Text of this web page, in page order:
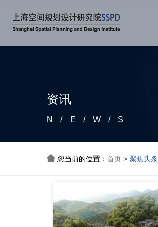
资讯
N/E/W/S
 您当前的位置： 首页 > 聚焦头条